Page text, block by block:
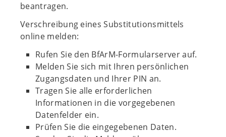
beantragen.
Verschreibung eines Substitutionsmittels
online melden:
Rufen Sie den BfArM-Formularserver auf.
Melden Sie sich mit Ihren persönlichen
Zugangsdaten und Ihrer PIN an.
Tragen Sie alle erforderlichen
Informationen in die vorgegebenen
Datenfelder ein.
Prüfen Sie die eingegebenen Daten.